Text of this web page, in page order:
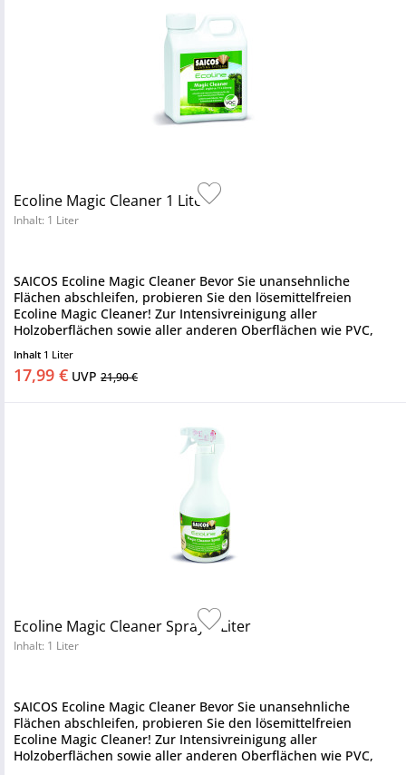
Ecoline Magic Cleaner 1 Liter
Inhalt: 1 Liter
SAICOS Ecoline Magic Cleaner Bevor Sie unansehnliche
Flächen abschleifen, probieren Sie den lösemittelfreien
Ecoline Magic Cleaner! Zur Intensivreinigung aller
Holzoberflächen sowie aller anderen Oberflächen wie PVC,
Linoleum und Fliesen...
Inhalt 1 Liter
17,99 € UVP 21,90 €
Ecoline Magic Cleaner Spray 1 Liter
Inhalt: 1 Liter
SAICOS Ecoline Magic Cleaner Bevor Sie unansehnliche
Flächen abschleifen, probieren Sie den lösemittelfreien
Ecoline Magic Cleaner! Zur Intensivreinigung aller
Holzoberflächen sowie aller anderen Oberflächen wie PVC,